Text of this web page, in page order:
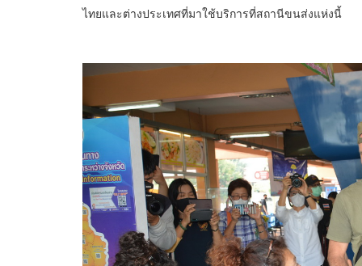
ไทยและต่างประเทศที่มาใช้บริการที่สถานีขนส่งแห่งนี้